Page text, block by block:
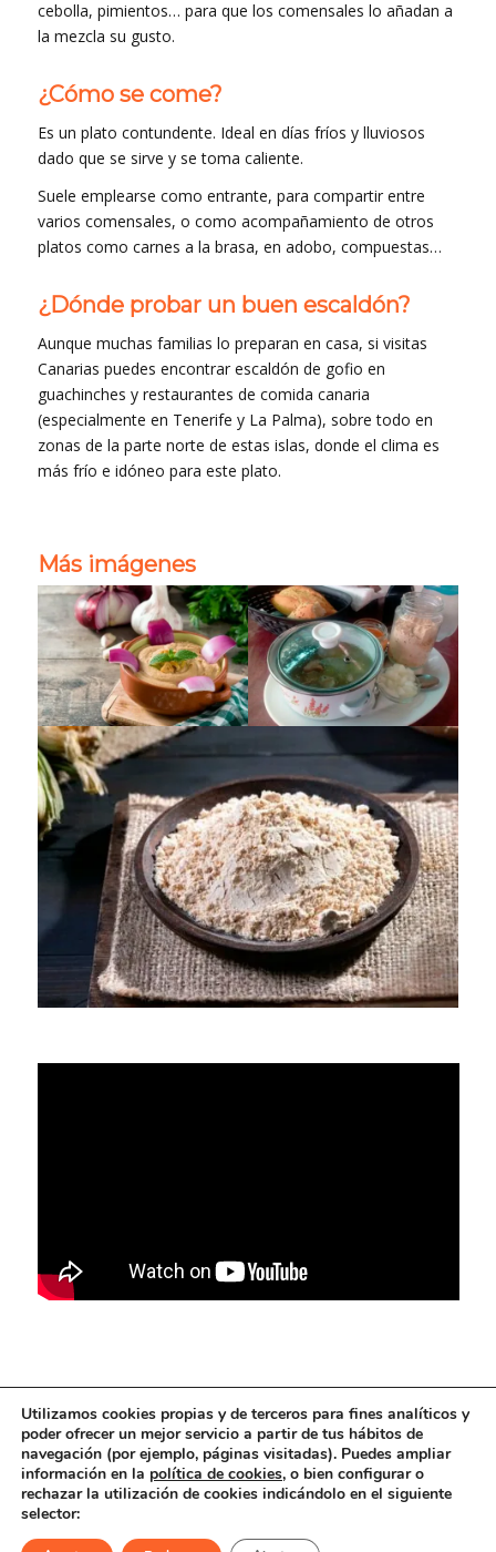
cebolla, pimientos… para que los comensales lo añadan a
la mezcla su gusto.
¿Cómo se come?
Es un plato contundente. Ideal en días fríos y lluviosos
dado que se sirve y se toma caliente.
Suele emplearse como entrante, para compartir entre
varios comensales, o como acompañamiento de otros
platos como carnes a la brasa, en adobo, compuestas…
¿Dónde probar un buen escaldón?
Aunque muchas familias lo preparan en casa, si visitas
Canarias puedes encontrar escaldón de gofio en
guachinches y restaurantes de comida canaria
(especialmente en Tenerife y La Palma), sobre todo en
zonas de la parte norte de estas islas, donde el clima es
más frío e idóneo para este plato.
Más imágenes
Copyright © 2016-2025 Oficial Taxi Tenerife. Todos los derechos
reservados
Utilizamos cookies propias y de terceros para fines analíticos y
poder ofrecer un mejor servicio a partir de tus hábitos de
navegación (por ejemplo, páginas visitadas). Puedes ampliar
información en la política de cookies, o bien configurar o
rechazar la utilización de cookies indicándolo en el siguiente
selector: